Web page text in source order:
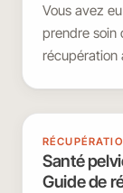
Vous avez
prendre soin
récupération
Santé
Guide de